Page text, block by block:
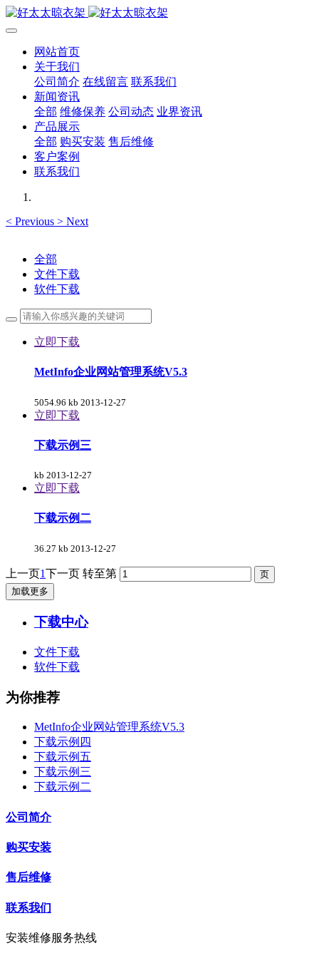
网站首页
关于我们
公司简介 在线留言 联系我们
新闻资讯
全部 维修保养 公司动态 业界资讯
产品展示
全部 购买安装 售后维修
客户案例
联系我们
< Previous > Next
全部
文件下载
软件下载
立即下载
MetInfo企业网站管理系统V5.3
5054.96 kb 2013-12-27
立即下载
下载示例三
kb 2013-12-27
立即下载
下载示例二
36.27 kb 2013-12-27
上一页1下一页 转至第
加载更多
下载中心
文件下载
软件下载
为你推荐
MetInfo企业网站管理系统V5.3
下载示例四
下载示例五
下载示例三
下载示例二
公司简介
购买安装
售后维修
联系我们
安装维修服务热线